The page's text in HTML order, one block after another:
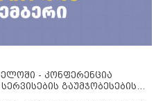
- კონფერენცია
გაუმჯობესების